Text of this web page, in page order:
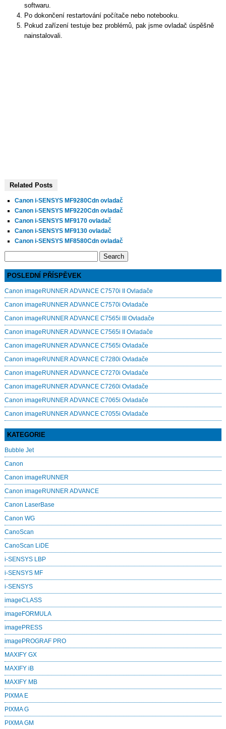
softwaru.
Po dokončení restartování počítače nebo notebooku.
Pokud zařízení testuje bez problémů, pak jsme ovladač úspěšně
nainstalovali.
Related Posts
Canon i-SENSYS MF9280Cdn ovladač
Canon i-SENSYS MF9220Cdn ovladač
Canon i-SENSYS MF9170 ovladač
Canon i-SENSYS MF9130 ovladač
Canon i-SENSYS MF8580Cdn ovladač
POSLEDNÍ PŘÍSPĚVEK
Canon imageRUNNER ADVANCE C7570i II Ovladače
Canon imageRUNNER ADVANCE C7570i Ovladače
Canon imageRUNNER ADVANCE C7565i III Ovladače
Canon imageRUNNER ADVANCE C7565i II Ovladače
Canon imageRUNNER ADVANCE C7565i Ovladače
Canon imageRUNNER ADVANCE C7280i Ovladače
Canon imageRUNNER ADVANCE C7270i Ovladače
Canon imageRUNNER ADVANCE C7260i Ovladače
Canon imageRUNNER ADVANCE C7065i Ovladače
Canon imageRUNNER ADVANCE C7055i Ovladače
KATEGORIE
Bubble Jet
Canon
Canon imageRUNNER
Canon imageRUNNER ADVANCE
Canon LaserBase
Canon WG
CanoScan
CanoScan LiDE
i-SENSYS LBP
i-SENSYS MF
i‑SENSYS
imageCLASS
imageFORMULA
imagePRESS
imagePROGRAF PRO
MAXIFY GX
MAXIFY iB
MAXIFY MB
PIXMA E
PIXMA G
PIXMA GM